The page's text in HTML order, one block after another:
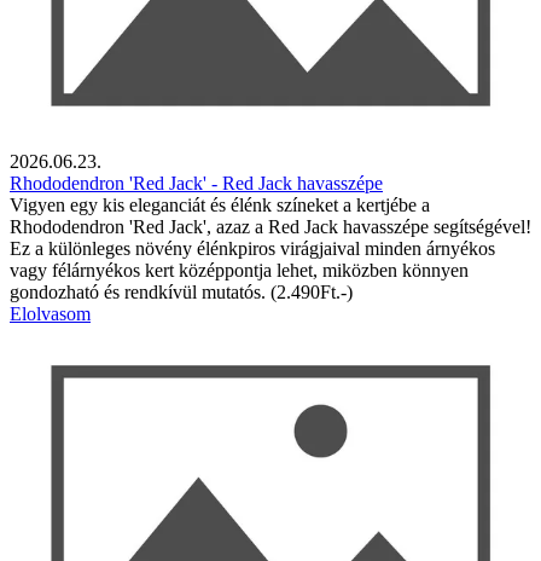
2026.06.23.
Rhododendron 'Red Jack' - Red Jack havasszépe
Vigyen egy kis eleganciát és élénk színeket a kertjébe a
Rhododendron 'Red Jack', azaz a Red Jack havasszépe segítségével!
Ez a különleges növény élénkpiros virágjaival minden árnyékos
vagy félárnyékos kert középpontja lehet, miközben könnyen
gondozható és rendkívül mutatós. (2.490Ft.-)
Elolvasom